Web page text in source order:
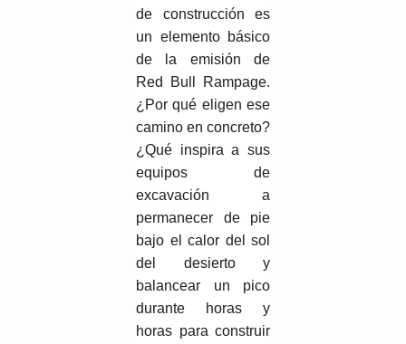
de construcción es
un elemento básico
de la emisión de
Red Bull Rampage.
¿Por qué eligen ese
camino en concreto?
¿Qué inspira a sus
equipos de
excavación a
permanecer de pie
bajo el calor del sol
del desierto y
balancear un pico
durante horas y
horas para construir